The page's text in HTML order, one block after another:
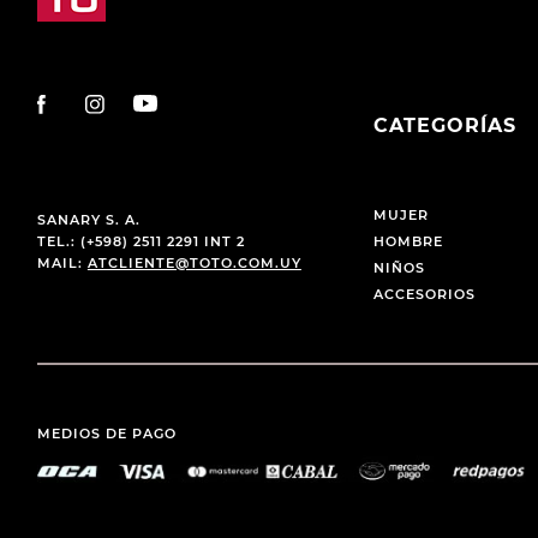
SANARY S. A.
TEL.: (+598) 2511 2291 INT 2
MAIL: ATCLIENTE@TOTO.COM.UY
CATEGORÍAS
MUJER
HOMBRE
NIÑOS
ACCESORIOS
MEDIOS DE PAGO